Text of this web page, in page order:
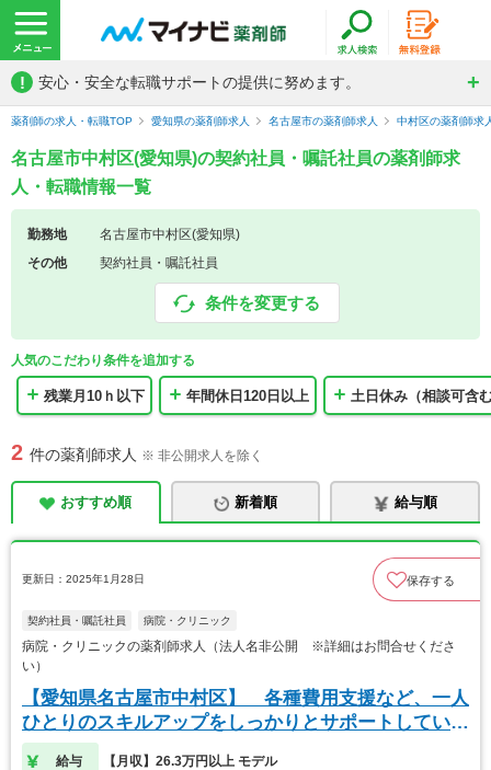
! 安心・安全な転職サポートの提供に努めます。
薬剤師の求人・転職TOP 愛知県の薬剤師求人 名古屋市の薬剤師求人 中村区の薬剤師求
名古屋市中村区(愛知県)の契約社員・嘱託社員の薬剤師求
人・転職情報一覧
勤務地
名古屋市中村区(愛知県)
その他
契約社員・嘱託社員
条件を変更する
人気のこだわり条件を追加する
残業月10ｈ以下 年間休日120日以上 土日休み（相談可含
2 件の薬剤師求人 ※ 非公開求人を除く
おすすめ順 新着順 給与順
更新日：2025年1月28日 保存する
契約社員・嘱託社員 病院・クリニック
病院・クリニックの薬剤師求人（法人名非公開 ※詳細はお問合せくださ
い）
【愛知県名古屋市中村区】 各種費用支援など、一人
ひとりのスキルアップをしっかりとサポートしていま
す。
給与 【月収】26.3万円以上 モデル